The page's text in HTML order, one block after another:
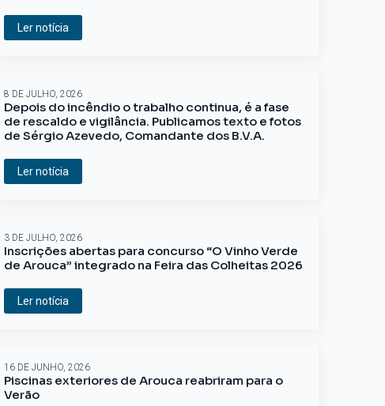
Ler notícia
Depois do incêndio o trabalho continua, é a fase
de rescaldo e vigilância. Publicamos texto e fotos
de Sérgio Azevedo, Comandante dos B.V.A.
8 DE JULHO, 2026
Ler notícia
Inscrições abertas para concurso “O Vinho Verde
de Arouca” integrado na Feira das Colheitas 2026
3 DE JULHO, 2026
Ler notícia
Piscinas exteriores de Arouca reabriram para o
Verão
16 DE JUNHO, 2026